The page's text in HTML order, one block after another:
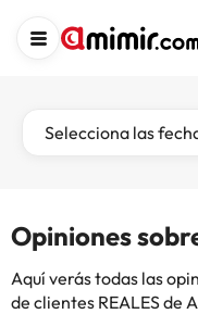
Selecciona las
Opiniones
Aquí verás todas las
de clientes REALES de